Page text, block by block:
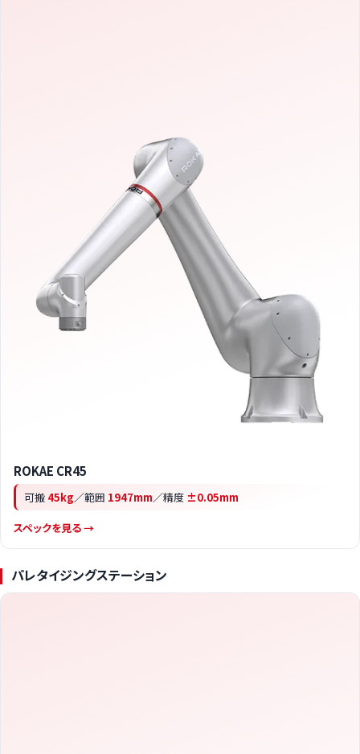
ROKAE CR45
可搬 45kg／範囲 1947mm／精度 ±0.05mm
スペックを見る →
パレタイジングステーション